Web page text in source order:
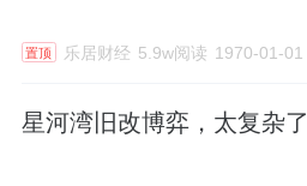
置顶 乐居财经 5.9w阅读 1970-01-01
星河湾旧改博弈，太复杂了